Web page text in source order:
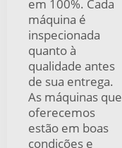
em 100%. Cada
máquina é
inspecionada
quanto à
qualidade antes
de sua entrega.
As máquinas que
oferecemos
estão em boas
condições e